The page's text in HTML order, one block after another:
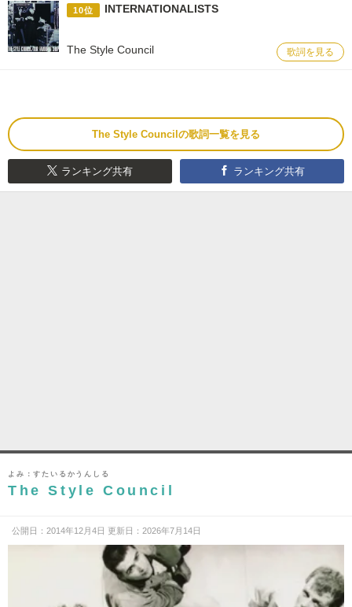
10位 INTERNATIONALISTS
The Style Council 歌詞を見る
The Style Councilの歌詞一覧を見る
ランキング共有 ランキング共有
よみ：すたいるかうんしる
The Style Council
公開日：2014年12月4日 更新日：2026年7月14日